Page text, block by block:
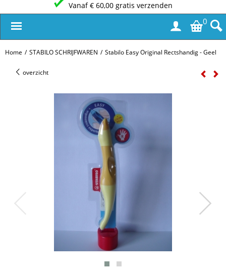
Vanaf € 60,00 gratis verzenden
0
Home / STABILO SCHRIJFWAREN / Stabilo Easy Original Rectshandig - Geel
overzicht